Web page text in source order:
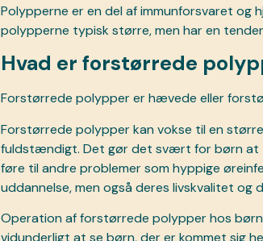
Polypperne er en del af immunforsvaret og
polypperne typisk større, men har en
Hvad er forstørrede
Forstørrede polypper er hævede eller
Forstørrede polypper kan vokse til en
fuldstændigt. Det gør det svært for børn at
føre til andre problemer som hyppige
uddannelse, men også deres livskvalitet og
Operation af forstørrede polypper hos børn
vidunderligt at se børn, der er kommet sig